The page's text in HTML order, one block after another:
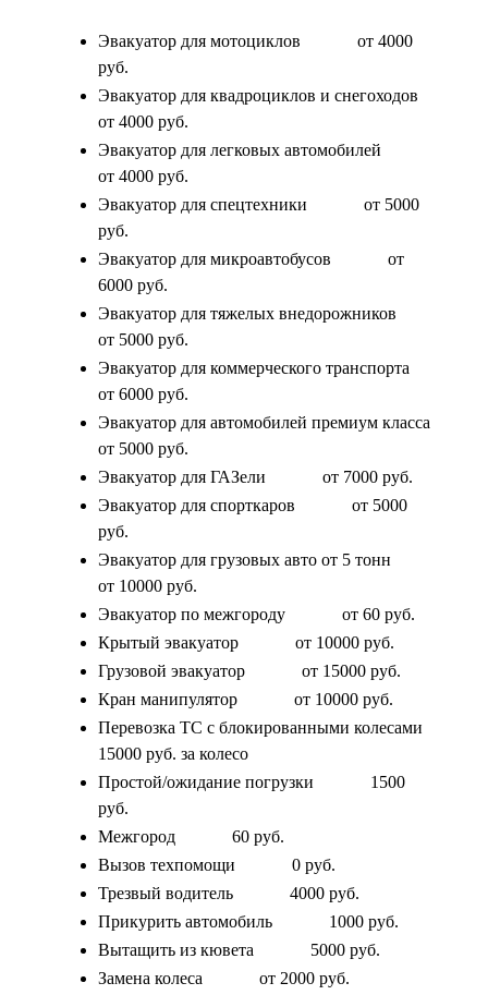
Эвакуатор для мотоциклов
от 4000
руб.
Эвакуатор для квадроциклов и снегоходов
от 4000 руб.
Эвакуатор для легковых автомобилей
от 4000 руб.
Эвакуатор для спецтехники
от 5000
руб.
Эвакуатор для микроавтобусов
от
6000 руб.
Эвакуатор для тяжелых внедорожников
от 5000 руб.
Эвакуатор для коммерческого транспорта
от 6000 руб.
Эвакуатор для автомобилей премиум класса
от 5000 руб.
Эвакуатор для ГАЗели
от 7000 руб.
Эвакуатор для спорткаров
от 5000
руб.
Эвакуатор для грузовых авто от 5 тонн
от 10000 руб.
Эвакуатор по межгороду
от 60 руб.
Крытый эвакуатор
от 10000 руб.
Грузовой эвакуатор
от 15000 руб.
Кран манипулятор
от 10000 руб.
Перевозка ТС с блокированными колесами
15000 руб. за колесо
Простой/ожидание погрузки
1500
руб.
Межгород
60 руб.
Вызов техпомощи
0 руб.
Трезвый водитель
4000 руб.
Прикурить автомобиль
1000 руб.
Вытащить из кювета
5000 руб.
Замена колеса
от 2000 руб.